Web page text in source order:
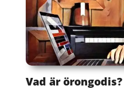
Vad är örongodis?